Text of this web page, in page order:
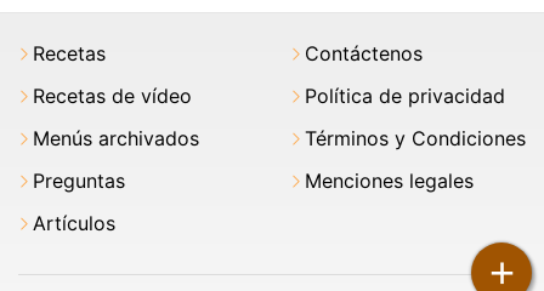
+
Recetas
Recetas de vídeo
Menús archivados
Preguntas
Artículos
Contáctenos
Política de privacidad
Términos y Condiciones
Menciones legales